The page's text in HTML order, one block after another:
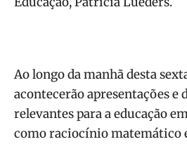
Ao longo da manhã desta
acontecerão apresentações e
relevantes para a educação
como raciocínio matemático